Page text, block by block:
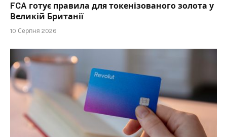
FCA готує правила для токенізованого золота у
Великій Британії
10 Серпня 2026